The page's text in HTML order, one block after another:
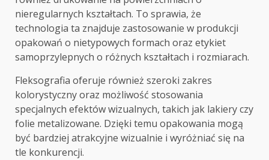
nieregularnych kształtach. To sprawia, że
technologia ta znajduje zastosowanie w produkcji
opakowań o nietypowych formach oraz etykiet
samoprzylepnych o różnych kształtach i rozmiarach.
Fleksografia oferuje również szeroki zakres
kolorystyczny oraz możliwość stosowania
specjalnych efektów wizualnych, takich jak lakiery czy
folie metalizowane. Dzięki temu opakowania mogą
być bardziej atrakcyjne wizualnie i wyróżniać się na
tle konkurencji.